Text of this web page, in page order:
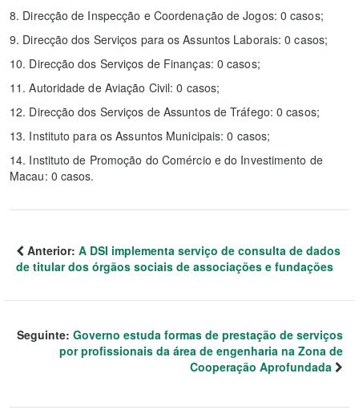
8. Direcção de Inspecção e Coordenação de Jogos: 0 casos;
9. Direcção dos Serviços para os Assuntos Laborais: 0 casos;
10. Direcção dos Serviços de Finanças: 0 casos;
11. Autoridade de Aviação Civil: 0 casos;
12. Direcção dos Serviços de Assuntos de Tráfego: 0 casos;
13. Instituto para os Assuntos Municipais: 0 casos;
14. Instituto de Promoção do Comércio e do Investimento de
Macau: 0 casos.
Anterior: A DSI implementa serviço de consulta de dados
de titular dos órgãos sociais de associações e fundações
Seguinte: Governo estuda formas de prestação de serviços
por profissionais da área de engenharia na Zona de
Cooperação Aprofundada